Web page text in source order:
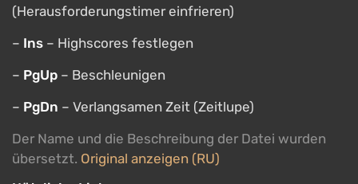
(Herausforderungstimer einfrieren)
– Ins – Highscores festlegen
– PgUp – Beschleunigen
– PgDn – Verlangsamen Zeit (Zeitlupe)
Der Name und die Beschreibung der Datei wurden
übersetzt. Original anzeigen (RU)